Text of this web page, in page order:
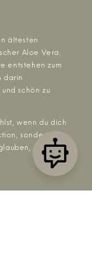
ältesten
Aloe Vera.
entstehen zum
darin
schön zu
wenn du dich
sondern
dass